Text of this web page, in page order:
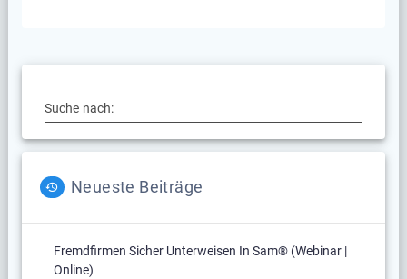
Suche nach:
Neueste Beiträge
Fremdfirmen Sicher Unterweisen In Sam® (Webinar |
Online)